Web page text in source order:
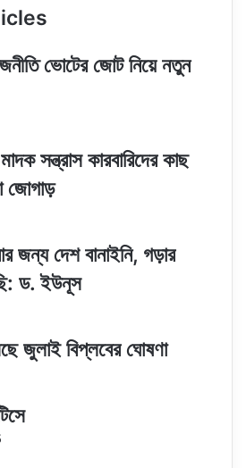
ভোটের জোট নিয়ে নতুন
সন্ত্রাস কারবারিদের কাছ
জোগাড়
জন্য দেশ বানাইনি, গড়ার
ড. ইউনূস
জুলাই বিপ্লবের ঘোষণা